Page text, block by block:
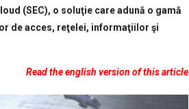
(SEC), o soluţie care adună o gamă
de acces, reţelei, informaţiilor şi
Read the english version of thisarticle